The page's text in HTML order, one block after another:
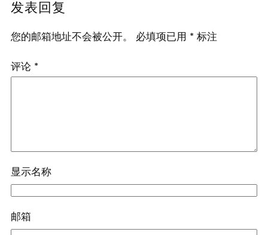
发表回复
您的邮箱地址不会被公开。 必填项已用 * 标注
评论 *
显示名称
邮箱